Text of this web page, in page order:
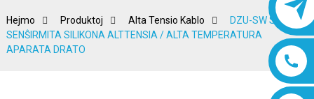
Hejmo Produktoj Alta Tensio Kablo
DZU-SW Serio
SENŜIRMITA SILIKONA ALTTENSIA / ALTA TEMPERATURA
APARATA DRATO